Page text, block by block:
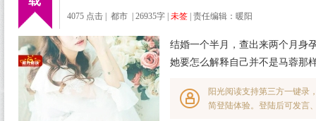
4075 点击 | 都市 | 26935字 | 未签 责任编辑：暖阳
结婚一个半月，查出来两个月身
她要怎么解释自己并不是马蓉
阳光阅读支持第三方一键录
简登陆体验。登陆后可发言